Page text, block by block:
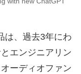
は、過去3年にわ
エンジニアリン
ーディオファン